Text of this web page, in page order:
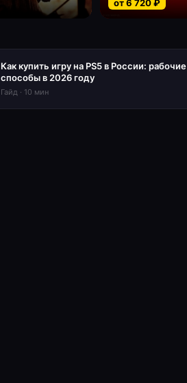
от6 720₽
Как купить игру на PS5 в России: рабочие
способы в 2026 году
Гайд · 10 мин